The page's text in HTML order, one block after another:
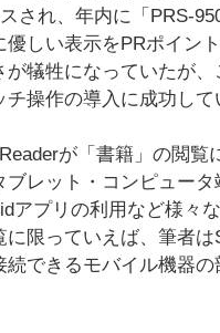
され、年内に「PRS-
優しい表示をPRポイン
が犠牲になっていたが
操作の導入に成功して
が「書籍」の閲
ブレット・コンピュー
アプリの利用など様々
に限っていえば、筆者
続できるモバイル機器